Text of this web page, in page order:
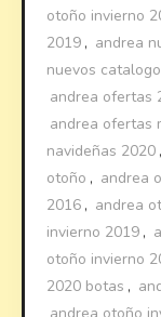
otoño invierno
2019 , andrea
nuevos
andrea ofertas
andrea ofertas
navideñas 2020 ,
otoño , andrea
2016 , andrea
invierno 2019 ,
otoño invierno
2020 botas ,